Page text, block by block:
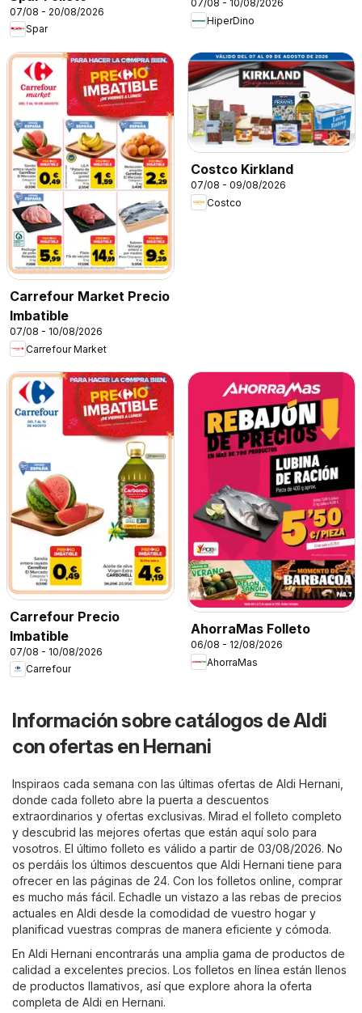
07/08 - 20/08/2026
Spar
07/08 - 10/08/2026
HiperDino
Carrefour Market Precio
Imbatible
07/08 - 10/08/2026
Carrefour Market
Costco Kirkland
07/08 - 09/08/2026
Costco
Carrefour Precio
Imbatible
07/08 - 10/08/2026
Carrefour
AhorraMas Folleto
06/08 - 12/08/2026
AhorraMas
Información sobre catálogos de Aldi
con ofertas en Hernani
Inspiraos cada semana con las últimas ofertas de Aldi Hernani,
donde cada folleto abre la puerta a descuentos
extraordinarios y ofertas exclusivas. Mirad el folleto completo
y descubrid las mejores ofertas que están aquí solo para
vosotros. El último folleto es válido a partir de 03/08/2026. No
os perdáis los últimos descuentos que Aldi Hernani tiene para
ofrecer en las páginas de 24. Con los folletos online, comprar
es mucho más fácil. Echadle un vistazo a las rebas de precios
actuales en Aldi desde la comodidad de vuestro hogar y
planificad vuestras compras de manera eficiente y cómoda.
En Aldi Hernani encontrarás una amplia gama de productos de
calidad a excelentes precios. Los folletos en línea están llenos
de productos llamativos, así que explore ahora la oferta
completa de Aldi en Hernani.